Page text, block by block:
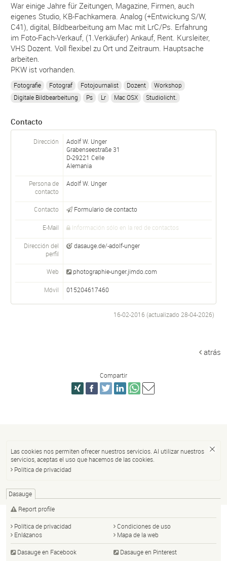
War einige Jahre für Zeitungen, Magazine, Firmen, auch
eigenes Studio, KB-Fachkamera. Analog (+Entwickung S/W,
C41), digital, Bildbearbeitung am Mac mit LrC/Ps. Erfahrung
im Foto-Fach-Verkauf, (1.Verkäufer) Ankauf, Rent. Kursleiter,
VHS Dozent. Voll flexibel zu Ort und Zeitraum. Hauptsache
arbeiten.
PKW ist vorhanden.
Fotografie Fotograf Fotojournalist Dozent
Workshop
Digitale Bildbearbeitung
Ps Lr Mac OSX Studiolicht.
Contacto
Dirección
Adolf W. Unger
Grabenseestraße 31
D-29221 Celle
Alemania
Persona de
contacto
Adolf W. Unger
Contacto Formulario de contacto
E-Mail Información sólo en la red de contactos
Dirección del
perfil
dasauge.de/-adolf-unger
Web photographie-unger.jimdo.com
Móvil 015204617460
16-02-2016 (actualizado 28-04-2026)
atrás
Compartir
Las cookies nos permiten ofrecer nuestros servicios. Al utilizar nuestros
servicios, aceptas el uso que hacemos de las cookies.
Política de privacidad
Dasauge
Report profile
Política de privacidad
Condiciones de uso
Enlázanos
Mapa de la web
Dasauge en Facebook Dasauge en Pinterest